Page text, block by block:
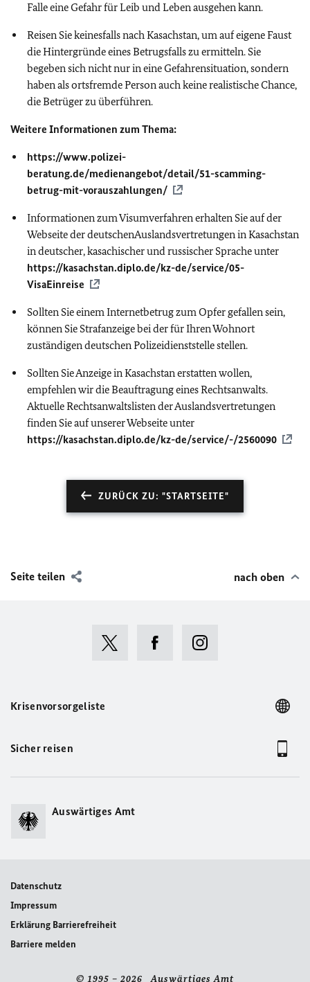
Falle eine Gefahr für Leib und Leben ausgehen kann.
Reisen Sie keinesfalls nach Kasachstan, um auf eigene Faust
die Hintergründe eines Betrugsfalls zu ermitteln. Sie
begeben sich nicht nur in eine Gefahrensituation, sondern
haben als ortsfremde Person auch keine realistische Chance,
die Betrüger zu überführen.
Weitere Informationen zum Thema:
https://www.polizei-
beratung.de/medienangebot/detail/51-scamming-
betrug-mit-vorauszahlungen/
Informationen zum Visumverfahren erhalten Sie auf der
Webseite der deutschenAuslandsvertretungen in Kasachstan
in deutscher, kasachischer und russischer Sprache unter
https://kasachstan.diplo.de/kz-de/service/05-
VisaEinreise
Sollten Sie einem Internetbetrug zum Opfer gefallen sein,
können Sie Strafanzeige bei der für Ihren Wohnort
zuständigen deutschen Polizeidienststelle stellen.
Sollten Sie Anzeige in Kasachstan erstatten wollen,
empfehlen wir die Beauftragung eines Rechtsanwalts.
Aktuelle Rechtsanwaltslisten der Auslandsvertretungen
finden Sie auf unserer Webseite unter
https://kasachstan.diplo.de/kz-de/service/-/2560090
ZURÜCK ZU: "STARTSEITE"
Seite teilen nach oben
Krisenvorsorgeliste
Sicher reisen
Auswärtiges Amt
Datenschutz
Impressum
Erklärung Barrierefreiheit
Barriere melden
© 1995 – 2026 Auswärtiges Amt